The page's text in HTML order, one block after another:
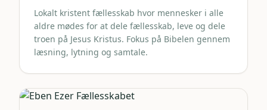
Lokalt kristent fællesskab hvor mennesker i alle
aldre mødes for at dele fællesskab, leve og dele
troen på Jesus Kristus. Fokus på Bibelen gennem
læsning, lytning og samtale.